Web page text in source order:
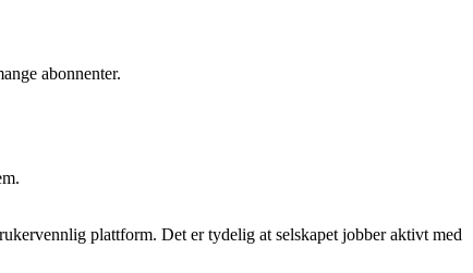
abonnenter.
plattform. Det er tydelig at selskapet jobber aktivt med